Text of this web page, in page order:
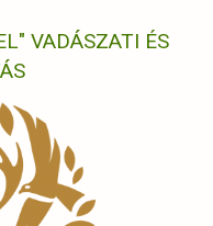
VADÁSZATI ÉS